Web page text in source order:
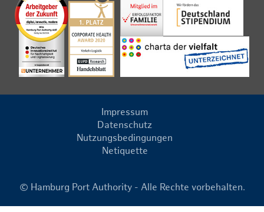
Impressum
Datenschutz
Nutzungsbedingungen
Netiquette
© Hamburg Port Authority - Alle Rechte vorbehalten.